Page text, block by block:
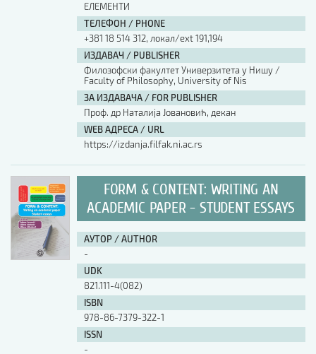
ЕЛЕМЕНТИ
ТЕЛЕФОН / PHONE
+381 18 514 312, локал/ext 191,194
ИЗДАВАЧ / PUBLISHER
Филозофски факултет Универзитета у Нишу /
Faculty of Philosophy, University of Nis
ЗА ИЗДАВАЧА / FOR PUBLISHER
Проф. др Наталија Јовановић, декан
WEB АДРЕСА / URL
https://izdanja.filfak.ni.ac.rs
FORM & CONTENT: WRITING AN
ACADEMIC PAPER - STUDENT ESSAYS
АУТОР / AUTHOR
-
UDK
821.111-4(082)
ISBN
978-86-7379-322-1
ISSN
-